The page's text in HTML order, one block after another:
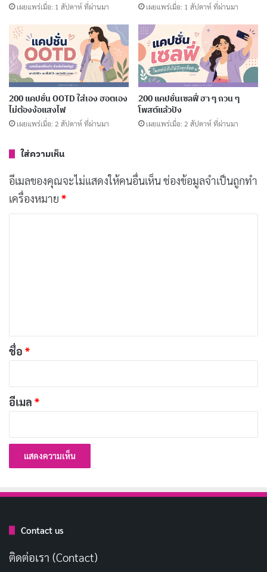
ปีใหม่มาถึงแล้ว ขอให้ทุกสิ่งในปีใหม่นี้
เป็นไปตามที่หวัง
คัดลอก
ขอให้ปีใหม่นี้เต็มไปด้วยความสำเร็จและ
ความสุข
คัดลอก
สุขภาพแข็งแรง และมีความรักและความ
สามัคคีในครอบครัวและเพื่อนฝูง
ให้ปีใหม่นี้เป็นปีแห่งการเปลี่ยนแปลงที่ดี คัดลอก
ปีใหม่กำลังมาถึง ขอให้ทุกคนมีความสุข
เดินทาง
คัดลอก
ลาจากปีเก่าอย่างสวยงาม มุ่งสู่ปีใหม่ด้วย
แรงบันดาลใจ
คัดลอก
อำลาอดีตและต้อนรับอนาคตด้วยความ
คัดลอก
สุข สุขภาพแข็งแรง และมีความรักและ
เผยแพร่เมื่อ: 1 สัปดาห์ ที่ผ่านมา เผยแพร่เมื่อ: 1 สัปดาห์ ที่ผ่านมา
200 แคปชั่น OOTD ใส่เอง ฮอตเอง
ไม่ต้องง้อแสงไฟ
เผยแพร่เมื่อ: 2 สัปดาห์ ที่ผ่านมา
200 แคปชั่นเซลฟี่ ฮา ๆ กวน ๆ
โพสต์แล้วปัง
เผยแพร่เมื่อ: 2 สัปดาห์ ที่ผ่านมา
ใส่ความเห็น
อีเมลของคุณจะไม่แสดงให้คนอื่นเห็นช่องข้อมูลจำเป็นถูกทำ
เครื่องหมาย *
*
ชื่อ *
อีเมล *
Contact us
ติดต่อเรา (Contact)